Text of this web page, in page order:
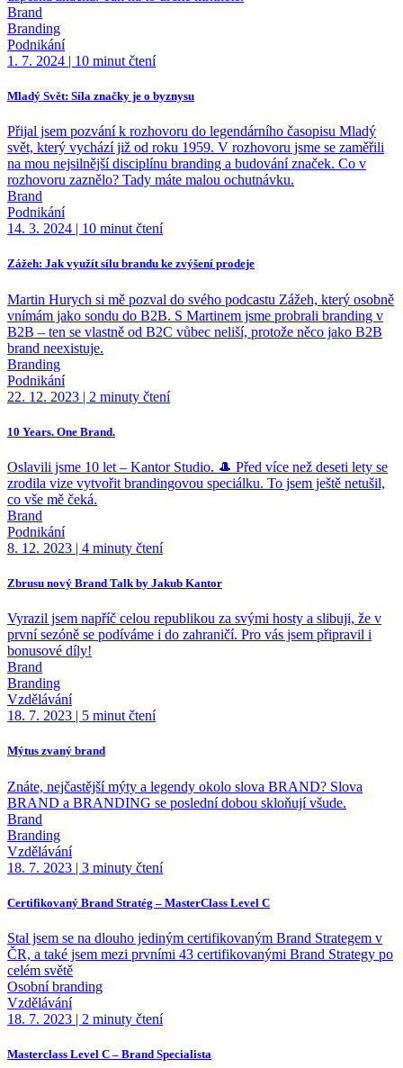
Brand
Branding
Podnikání
1. 7. 2024 | 10 minut čtení
Mladý Svět: Síla značky je o byznysu
Přijal jsem pozvání k rozhovoru do legendárního časopisu Mladý
svět, který vychází již od roku 1959. V rozhovoru jsme se zaměřili
na mou nejsilnější disciplínu branding a budování značek. Co v
rozhovoru zaznělo? Tady máte malou ochutnávku.
Brand
Podnikání
14. 3. 2024 | 10 minut čtení
Zážeh: Jak využít sílu brandu ke zvýšení prodeje
Martin Hurych si mě pozval do svého podcastu Zážeh, který osobně
vnímám jako sondu do B2B. S Martinem jsme probrali branding v
B2B – ten se vlastně od B2C vůbec neliší, protože něco jako B2B
brand neexistuje.
Branding
Podnikání
22. 12. 2023 | 2 minuty čtení
10 Years. One Brand.
Oslavili jsme 10 let – Kantor Studio. 🎩 Před více než deseti lety se
zrodila vize vytvořit brandingovou speciálku. To jsem ještě netušil,
co vše mě čeká.
Brand
Podnikání
8. 12. 2023 | 4 minuty čtení
Zbrusu nový Brand Talk by Jakub Kantor
Vyrazil jsem napříč celou republikou za svými hosty a slibuji, že v
první sezóně se podíváme i do zahraničí. Pro vás jsem připravil i
bonusové díly!
Brand
Branding
Vzdělávání
18. 7. 2023 | 5 minut čtení
Mýtus zvaný brand
Znáte, nejčastější mýty a legendy okolo slova BRAND? Slova
BRAND a BRANDING se poslední dobou skloňují všude.
Brand
Branding
Vzdělávání
18. 7. 2023 | 3 minuty čtení
Certifikovaný Brand Stratég – MasterClass Level C
Stal jsem se na dlouho jediným certifikovaným Brand Strategem v
ČR, a také jsem mezi prvními 43 certifikovanými Brand Strategy po
celém světě
Osobní branding
Vzdělávání
18. 7. 2023 | 2 minuty čtení
Masterclass Level C – Brand Specialista